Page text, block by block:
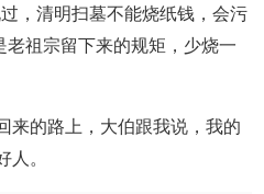
，清明扫墓不能烧纸钱，会污
老祖宗留下来的规矩，少烧一
来的路上，大伯跟我说，我的
。